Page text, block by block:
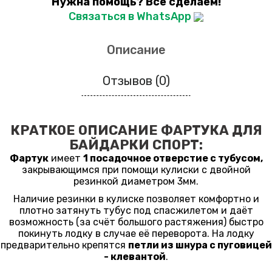
Связаться в WhatsApp
Описание
Отзывов (0)
КРАТКОЕ ОПИСАНИЕ ФАРТУКА ДЛЯ
БАЙДАРКИ СПОРТ:
Фартукимеет 1 посадочное отверстие с тубусом,
закрывающимся при помощи кулиски с двойной
резинкой диаметром 3мм.
Наличие резинки в кулиске позволяет комфортно и
плотно затянуть тубус под спасжилетом и даёт
возможность (за счёт большого растяжения) быстро
покинуть лодку в случае её переворота. На лодку
предварительно крепятся петли из шнура с пуговицей
- клевантой.